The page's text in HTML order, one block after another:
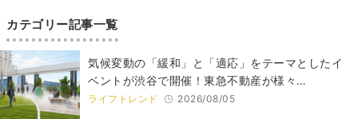
カテゴリー記事一覧
気候変動の「緩和」と「適応」をテーマとしたイ
ベントが渋谷で開催！東急不動産が様々…
ライフトレンド 2026/08/05